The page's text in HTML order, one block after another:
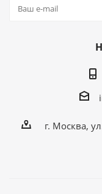
г. Москва,